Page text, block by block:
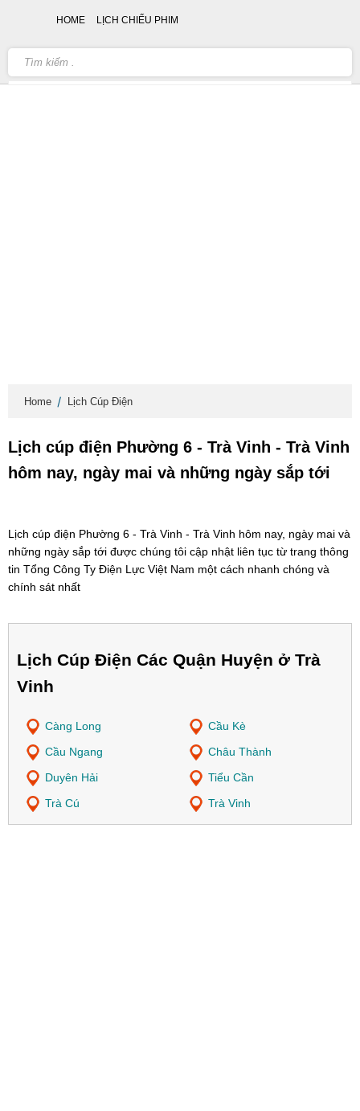
Home Lịch Cúp Điện
Lịch cúp điện Phường 6 - Trà Vinh - Trà Vinh
hôm nay, ngày mai và những ngày sắp tới
Lịch cúp điện Phường 6 - Trà Vinh - Trà Vinh hôm nay, ngày mai và
những ngày sắp tới được chúng tôi cập nhật liên tục từ trang thông
tin Tổng Công Ty Điện Lực Việt Nam một cách nhanh chóng và
chính sát nhất
Lịch Cúp Điện Các Quận Huyện ở Trà
Vinh
Càng Long
Cầu Kè
Cầu Ngang
Châu Thành
Duyên Hải
Tiểu Cần
Trà Cú
Trà Vinh
HOME LỊCH CHIẾU PHIM